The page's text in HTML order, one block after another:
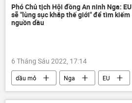
IAEA
Phó Chủ tịch Hội đồng An ninh Nga: EU
sẽ "lùng sục khắp thế giới" để tìm kiếm
nguồn dầu
6 Tháng Sáu 2022, 17:14
dầu mỏ Nga
EU
Các biện pháp trừng phạt chống Nga